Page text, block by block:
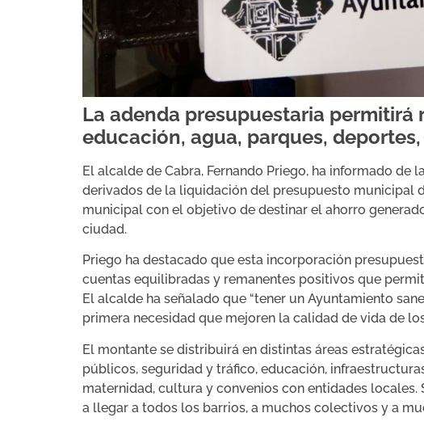
La adenda presupuestaria
educación, agua, parques,
El alcalde de Cabra, Fernando Priego, ha informado
derivados de la liquidación del presupuesto municipal
municipal con el objetivo de destinar el ahorro
ciudad.
Priego ha destacado que esta incorporación
cuentas equilibradas y remanentes positivos que
El alcalde ha señalado que “tener un Ayuntamiento
primera necesidad que mejoren la calidad de vida de
El montante se distribuirá en distintas áreas
públicos, seguridad y tráfico, educación,
maternidad, cultura y convenios con entidades
a llegar a todos los barrios, a muchos colectivos y a